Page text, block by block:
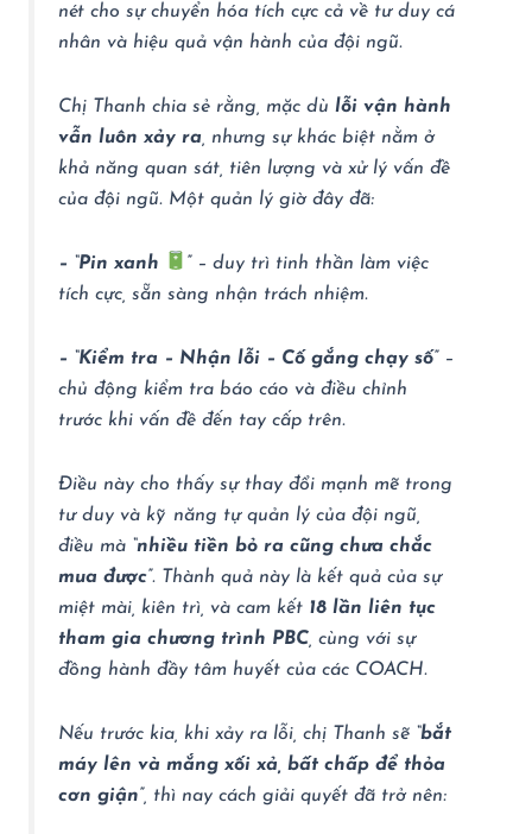
nét cho sự chuyển hóa tích cực cả về tư duy cá
nhân và hiệu quả vận hành của đội ngũ.
Chị Thanh chia sẻ rằng, mặc dùlỗi vận hành
vẫn luôn xảy ra , nhưng sự khác biệt nằm ở
khả năng quan sát, tiên lượng và xử lý vấn đề
của đội ngũ. Một quản lý giờ đây đã:
– “Pin xanh ” – duy trì tinh thần làm việc
tích cực, sẵn sàng nhận trách nhiệm.
– “Kiểm tra – Nhận lỗi – Cố gắng chạy số” –
chủ động kiểm tra báo cáo và điều chỉnh
trước khi vấn đề đến tay cấp trên.
Điều này cho thấy sự thay đổi mạnh mẽ trong
tư duy và kỹ năng tự quản lý của đội ngũ,
điều mà “nhiều tiền bỏ ra cũng chưa chắc
mua được”. Thành quả này là kết quả của sự
miệt mài, kiên trì, và cam kết 18 lần liên tục
tham gia chương trình PBC , cùng với sự
đồng hành đầy tâm huyết của các COACH.
Nếu trước kia, khi xảy ra lỗi, chị Thanh sẽ “bắt
máy lên và mắng xối xả, bất chấp để thỏa
cơn giận” , thì nay cách giải quyết đã trở nên: